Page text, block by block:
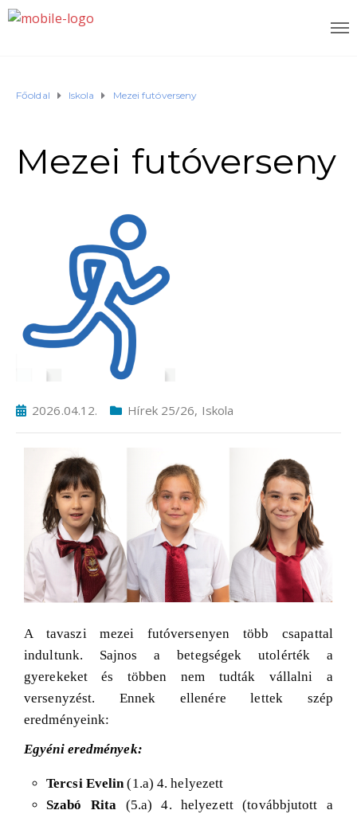
Főoldal Iskola Mezei futóverseny
Mezei futóverseny
2026.04.12. Hírek 25/26, Iskola
A tavaszi mezei futóversenyen több csapattal
indultunk. Sajnos a betegségek utolérték a
gyerekeket és többen nem tudták vállalni a
versenyzést. Ennek ellenére lettek szép
eredményeink:
Egyéni eredmények:
Tercsi Evelin(1.a) 4. helyezett
Szabó Rita (5.a) 4. helyezett (továbbjutott a